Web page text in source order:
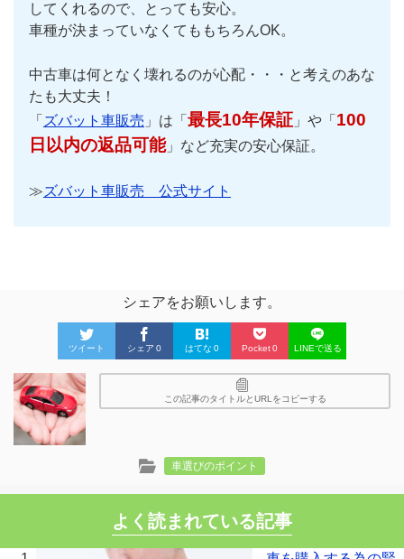
してくれるので、とっても安心。
車種が決まっていなくてももちろんOK。
中古車は何となく壊れるのが心配・・・と考えのあな
たも大丈夫！
「 ズバット車販売 」は「 最長10年保証 」や「 100
日以内の返品可能」など充実の安心保証。
≫ズバット車販売 公式サイト
シェアをお願いします。
ツイート シェア 0 はてな 0 Pocket0 LINEで送る
この記事のタイトルとURLをコピーする
車選びのポイント
よく読まれている記事